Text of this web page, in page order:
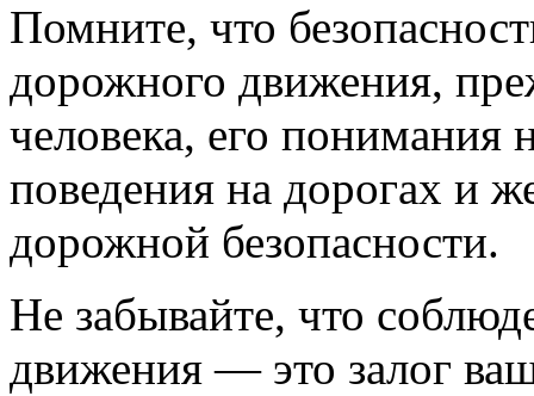
Помните, что
дорожного движения,
человека, его понимания
поведения на дорогах и
дорожной безопасности.
Не забывайте, что
движения — это залог